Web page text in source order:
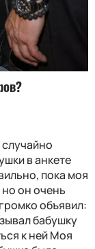
в анкете
пока моя
он очень
объявил:
бабушку
к ней Моя